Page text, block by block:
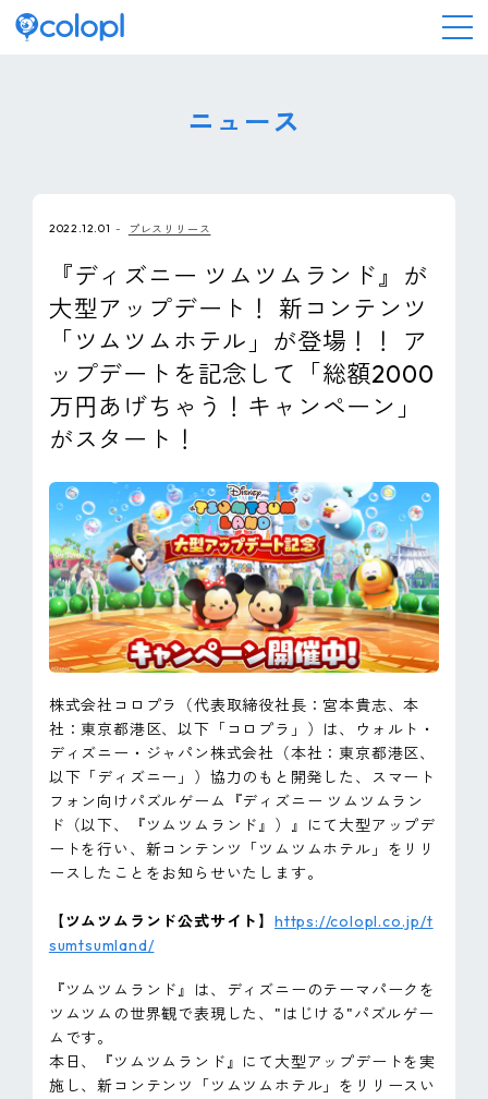
IR情報
採用情報
サステナビリティ
ピンマーク
EN
ニュース
2022.12.01 プレスリリース
『ディズニー ツムツムランド』が
大型アップデート！ 新コンテンツ
「ツムツムホテル」が登場！！ ア
ップデートを記念して「総額2000
万円あげちゃう！キャンペーン」
がスタート！
株式会社コロプラ（代表取締役社長：宮本貴志、本
社：東京都港区、以下「コロプラ」）は、ウォルト・
ディズニー・ジャパン株式会社（本社：東京都港区、
以下「ディズニー」）協力のもと開発した、スマート
フォン向けパズルゲーム『ディズニー ツムツムラン
ド（以下、『ツムツムランド』）』にて大型アップデ
ートを行い、新コンテンツ「ツムツムホテル」をリリ
ースしたことをお知らせいたします。
【ツムツムランド公式サイト】https://colopl.co.jp/t
sumtsumland/
『ツムツムランド』は、ディズニーのテーマパークを
ツムツムの世界観で表現した、"はじける"パズルゲー
ムです。
本日、『ツムツムランド』にて大型アップデートを実
施し、新コンテンツ「ツムツムホテル」をリリースい